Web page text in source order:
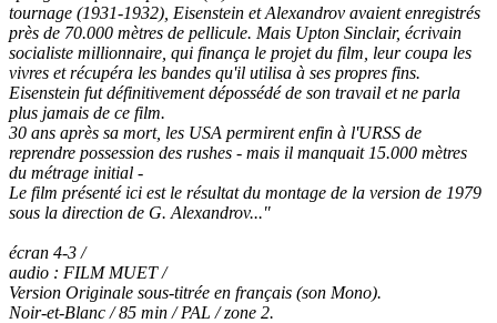
tournage (1931-1932), Eisenstein et Alexandrov avaient enregistrés
près de 70.000 mètres de pellicule. Mais Upton Sinclair, écrivain
socialiste millionnaire, qui finança le projet du film, leur coupa les
vivres et récupéra les bandes qu'il utilisa à ses propres fins.
Eisenstein fut définitivement dépossédé de son travail et ne parla
plus jamais de ce film.
30 ans après sa mort, les USA permirent enfin à l'URSS de
reprendre possession des rushes - mais il manquait 15.000 mètres
du métrage initial -
Le film présenté ici est le résultat du montage de la version de 1979
sous la direction de G. Alexandrov..."
écran 4-3 /
audio : FILM MUET /
Version Originale sous-titrée en français (son Mono).
Noir-et-Blanc / 85 min / PAL / zone 2.